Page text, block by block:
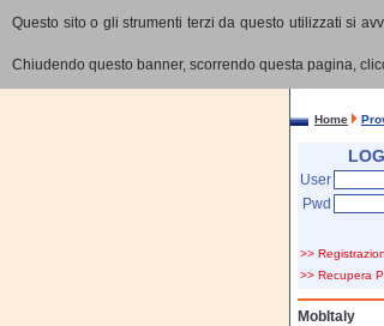
Questo sito o gli strumenti terzi da questo utilizzati si
Chiudendo questo banner, scorrendo questa pagina,
Home
User
Pwd
>>
>> Recupera
MobItaly